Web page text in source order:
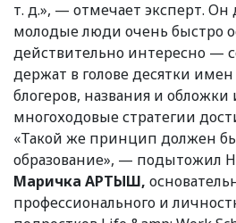
т. д.», — отмечает эксперт. Он
молодые люди очень быстро
действительно интересно —
держат в голове десятки
блогеров, названия и обложки
многоходовые стратегии
«Такой же принцип должен
образование», — подытожил
Маричка АРТЫШ,
профессионального и